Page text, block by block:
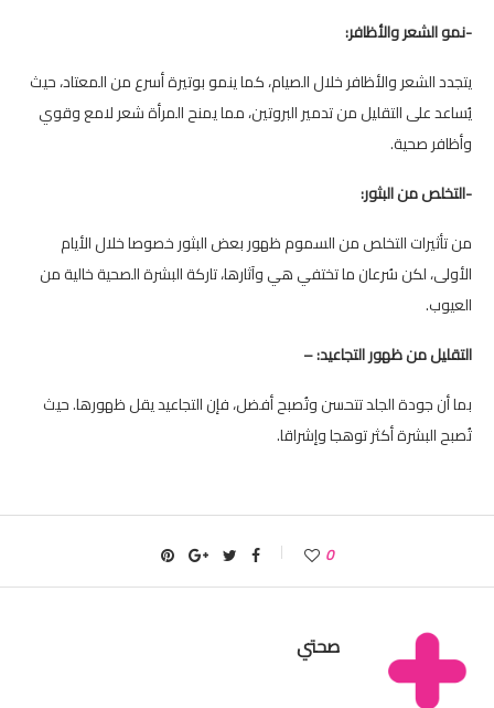
-نمو الشعر والأظافر:
يتجدد الشعر والأظافر خلال الصيام، كما ينمو بوتيرة أسرع من المعتاد، حيث
يُساعد على التقليل من تدمير البروتين، مما يمنح المرأة شعر لامع وقوي
وأظافر صحية.
-التخلص من البثور:
من تأثيرات التخلص من السموم ظهور بعض البثور خصوصا خلال الأيام
الأولى، لكن سُرعان ما تختفي هي وآثارها، تاركة البشرة الصحية خالية من
العيوب.
التقليل من ظهور التجاعيد:–
بما أن جودة الجلد تتحسن وتُصبح أفضل، فإن التجاعيد يقل ظهورها. حيث
تُصبح البشرة أكثر توهجا وإشراقا.
0
صحتي